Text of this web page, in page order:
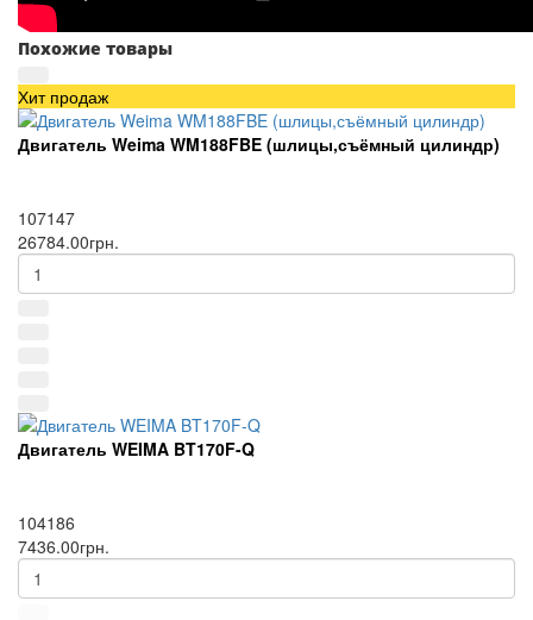
Похожие товары
Хит продаж
Двигатель Weima WM188FBE (шлицы,съёмный цилиндр)
107147
26784.00грн.
Двигатель WEIMA BT170F-Q
104186
7436.00грн.